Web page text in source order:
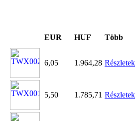
EUR HUF Több
6,05
1.964,28 Részletek
5,50
1.785,71 Részletek